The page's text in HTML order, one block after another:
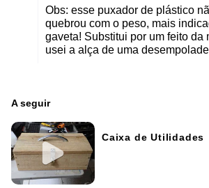
Obs: esse puxador de plástico
quebrou com o peso, mais
gaveta! Substitui por um feito da
usei a alça de uma
A seguir
Caixa de Utilidades